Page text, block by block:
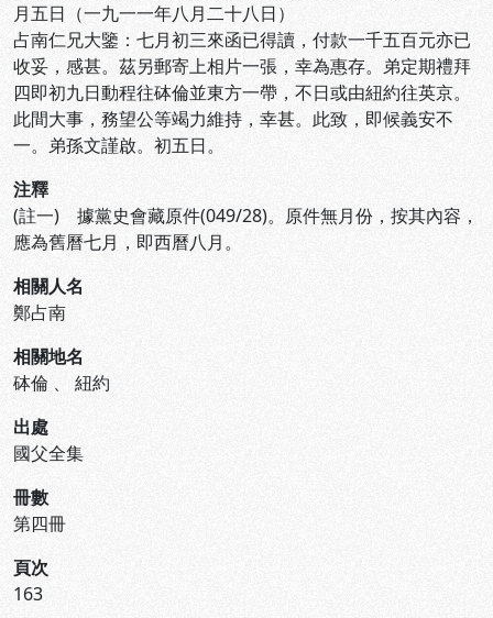
月五日（一九一一年八月二十八日）
占南仁兄大鑒：七月初三來函已得讀，付款一千五百元亦已
收妥，感甚。茲另郵寄上相片一張，幸為惠存。弟定期禮拜
四即初九日動程往砵倫並東方一帶，不日或由紐約往英京。
此間大事，務望公等竭力維持，幸甚。此致，即候義安不
一。弟孫文謹啟。初五日。
注釋
(註一) 據黨史會藏原件(049/28)。原件無月份，按其內容，
應為舊曆七月，即西曆八月。
相關人名
鄭占南
相關地名
砵倫 、 紐約
出處
國父全集
冊數
第四冊
頁次
163